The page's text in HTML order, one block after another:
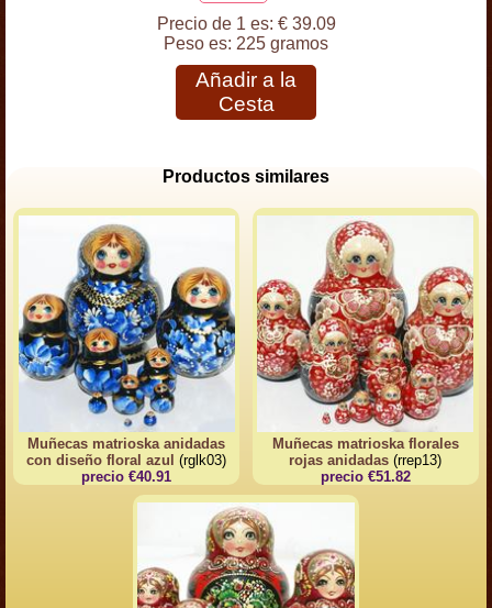
Precio de 1 es: € 39.09
Peso es: 225 gramos
Añadir a la
Cesta
Productos similares
Muñecas matrioska anidadas
con diseño floral azul (rglk03)
precio €40.91
Muñecas matrioska florales
rojas anidadas (rrep13)
precio €51.82